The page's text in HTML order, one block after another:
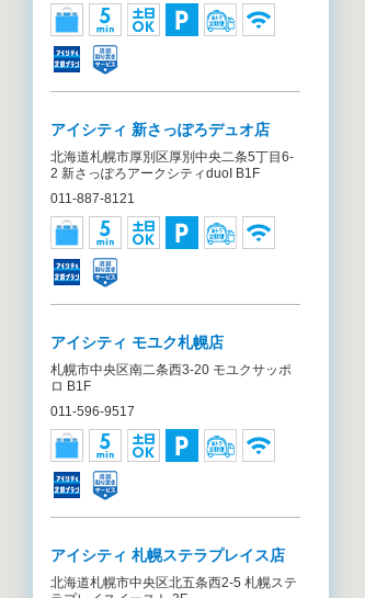
アイシティ 新さっぽろデュオ店
北海道札幌市厚別区厚別中央二条5丁目6-
2 新さっぽろアークシティduoI B1F
011-887-8121
アイシティ モユク札幌店
札幌市中央区南二条西3-20 モユクサッポ
ロ B1F
011-596-9517
アイシティ 札幌ステラプレイス店
北海道札幌市中央区北五条西2-5 札幌ステ